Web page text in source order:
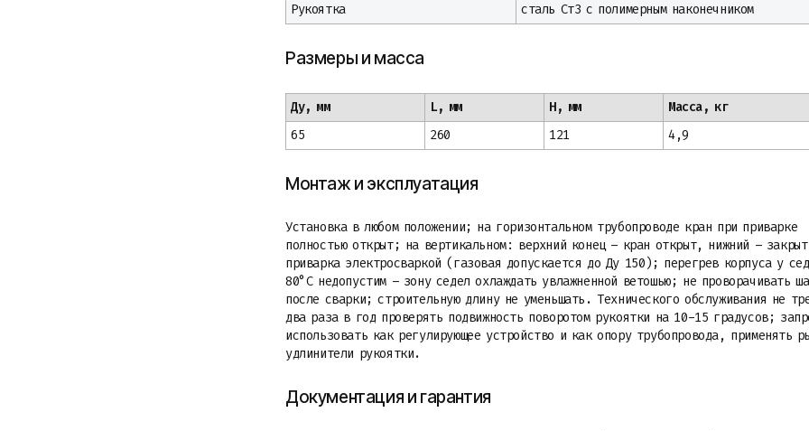
Рукоятка
сталь Ст3 с полимерным наконечником
Размеры и масса
Ду, мм L, мм H, мм
Масса, кг
65
260 121 4,9
Монтаж и эксплуатация
Установка в любом положении; на горизонтальном трубопроводе кран при приварке
полностью открыт; на вертикальном: верхний конец – кран открыт, нижний –
приварка электросваркой (газовая допускается до Ду 150); перегрев корпуса у
80°С недопустим – зону седел охлаждать увлажненной ветошью; не проворачивать
после сварки; строительную длину не уменьшать. Технического обслуживания не
два раза в год проверять подвижность поворотом рукоятки на 10-15 градусов;
использовать как регулирующее устройство и как опору трубопровода, применять
удлинители рукоятки.
Документация и гарантия